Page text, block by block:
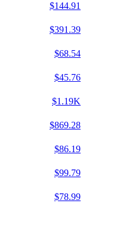
$144.91
$391.39
$68.54
$45.76
$1.19K
$869.28
$86.19
$99.79
$78.99